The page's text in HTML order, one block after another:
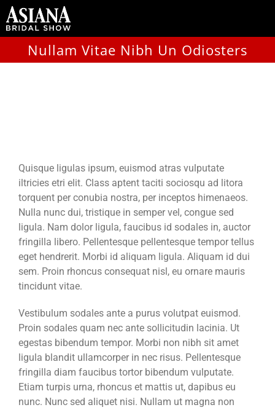
Skip
to
content
Nullam Vitae Nibh Un Odiosters
Quisque ligulas ipsum, euismod atras vulputate
iltricies etri elit. Class aptent taciti sociosqu ad litora
torquent per conubia nostra, per inceptos himenaeos.
Nulla nunc dui, tristique in semper vel, congue sed
ligula. Nam dolor ligula, faucibus id sodales in, auctor
fringilla libero. Pellentesque pellentesque tempor tellus
eget hendrerit. Morbi id aliquam ligula. Aliquam id dui
sem. Proin rhoncus consequat nisl, eu ornare mauris
tincidunt vitae.
Vestibulum sodales ante a purus volutpat euismod.
Proin sodales quam nec ante sollicitudin lacinia. Ut
egestas bibendum tempor. Morbi non nibh sit amet
ligula blandit ullamcorper in nec risus. Pellentesque
fringilla diam faucibus tortor bibendum vulputate.
Etiam turpis urna, rhoncus et mattis ut, dapibus eu
nunc. Nunc sed aliquet nisi. Nullam ut magna non